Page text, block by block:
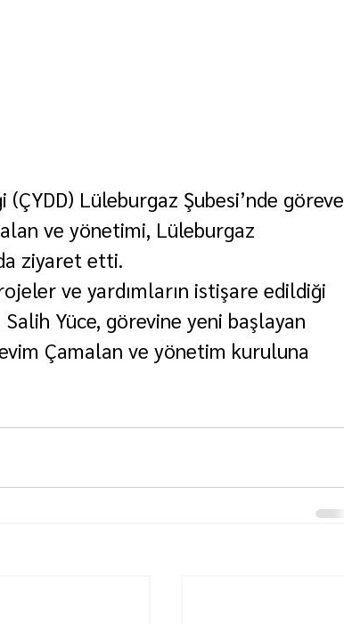
Lüleburgaz Şubesi’nde göreve
ve yönetimi, Lüleburgaz
ziyaret etti.
ve yardımların istişare edildiği
Yüce, görevine yeni başlayan
Çamalan ve yönetim kuruluna